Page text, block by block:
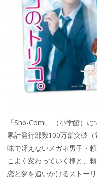
「Sho-Comi」（小学館）
累計発行部数100万部突破
味で冴えないメガネ男子・
こよく変わっていく様と、
恋と夢を追いかけるストー